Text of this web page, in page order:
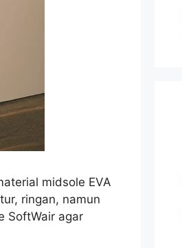
midsole EVA
ringan, namun
SoftWair agar